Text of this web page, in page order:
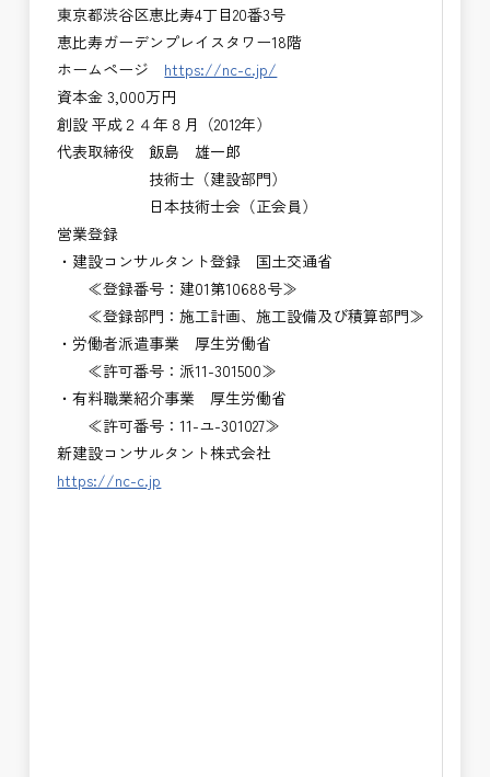
東京都渋谷区恵比寿4丁目20番3号
恵比寿ガーデンプレイスタワー18階
ホームページ https://nc-c.jp/
資本金 3,000万円
創設 平成２４年８月（2012年）
代表取締役 飯島 雄一郎
技術士（建設部門）
日本技術士会（正会員）
営業登録
・建設コンサルタント登録 国土交通省
≪登録番号：建01第10688号≫
≪登録部門：施工計画、施工設備及び積算部門≫
・労働者派遣事業 厚生労働省
≪許可番号：派11-301500≫
・有料職業紹介事業 厚生労働省
≪許可番号：11-ユ-301027≫
新建設コンサルタント株式会社
https://nc-c.jp